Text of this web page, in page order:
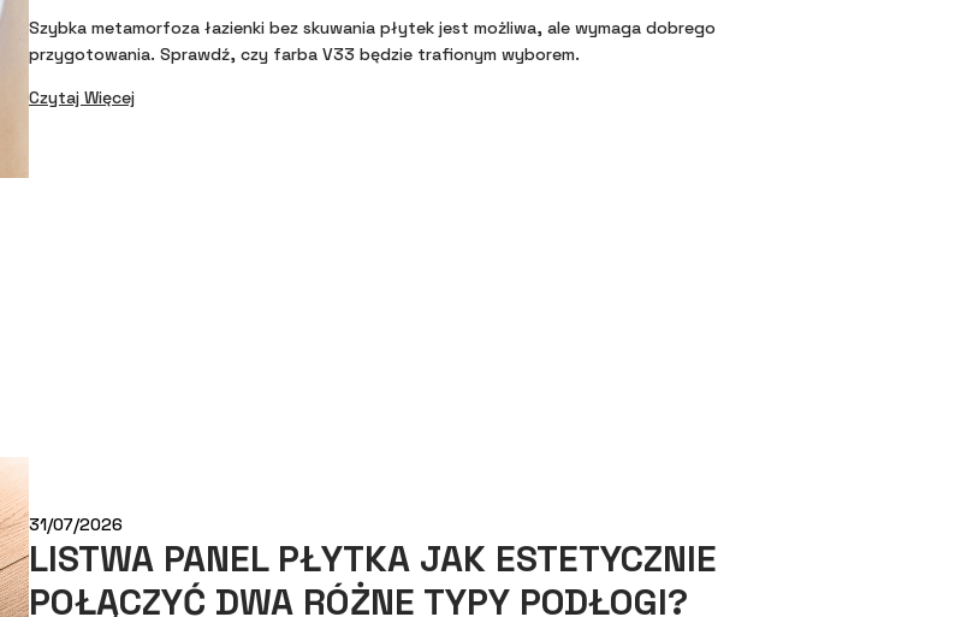
Szybka metamorfoza łazienki bez skuwania płytek jest możliwa, ale wymaga dobrego
przygotowania. Sprawdź, czy farba V33 będzie trafionym wyborem.
Czytaj Więcej
31/07/2026
LISTWA PANEL PŁYTKA JAK ESTETYCZNIE
POŁĄCZYĆ DWA RÓŻNE TYPY PODŁOGI?